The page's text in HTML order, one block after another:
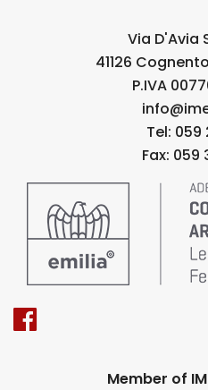
Via D'Avia
41126
P.IVA
Tel: 059
Fax: 059
Member of